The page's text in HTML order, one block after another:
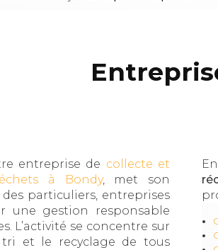
entreprise de collecte et
à Bondy, met son
des particuliers, entreprises
une gestion responsable
L’activité se concentre sur
tri et le recyclage de tous